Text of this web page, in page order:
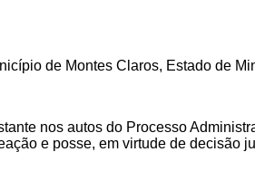
de Montes Claros, Estado de
nos autos do Processo
e posse, em virtude de decisão